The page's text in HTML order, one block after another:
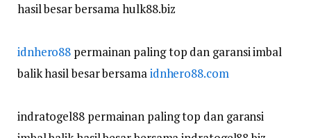
hasil besar bersama hulk88.biz
idnhero88 permainan paling top dan garansi imbal
balik hasil besar bersamaidnhero88.com
indratogel88 permainan paling top dan garansi